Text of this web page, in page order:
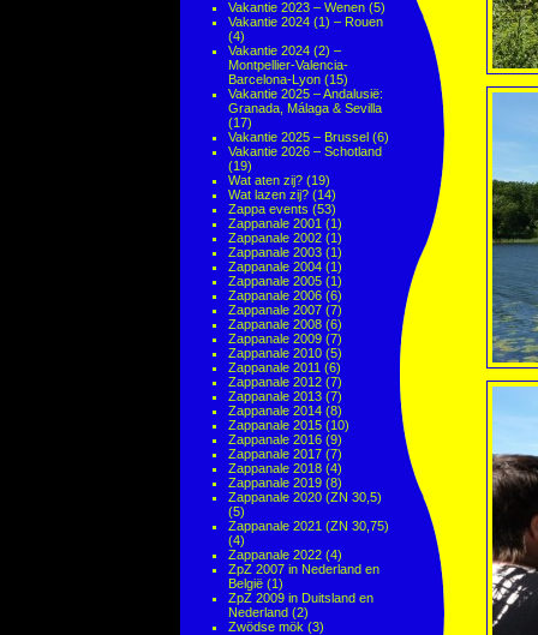
Vakantie 2023 – Wenen (5)
Vakantie 2024 (1) – Rouen
(4)
Vakantie 2024 (2) –
Montpellier-Valencia-
Barcelona-Lyon (15)
Vakantie 2025 – Andalusië:
Granada, Málaga & Sevilla
(17)
Vakantie 2025 – Brussel (6)
Vakantie 2026 – Schotland
(19)
Wat aten zij? (19)
Wat lazen zij? (14)
Zappa events (53)
Zappanale 2001 (1)
Zappanale 2002 (1)
Zappanale 2003 (1)
Zappanale 2004 (1)
Zappanale 2005 (1)
Zappanale 2006 (6)
Zappanale 2007 (7)
Zappanale 2008 (6)
Zappanale 2009 (7)
Zappanale 2010 (5)
Zappanale 2011 (6)
Zappanale 2012 (7)
Zappanale 2013 (7)
Zappanale 2014 (8)
Zappanale 2015 (10)
Zappanale 2016 (9)
Zappanale 2017 (7)
Zappanale 2018 (4)
Zappanale 2019 (8)
Zappanale 2020 (ZN 30,5)
(5)
Zappanale 2021 (ZN 30,75)
(4)
Zappanale 2022 (4)
ZpZ 2007 in Nederland en
België (1)
ZpZ 2009 in Duitsland en
Nederland (2)
Zwödse mök (3)